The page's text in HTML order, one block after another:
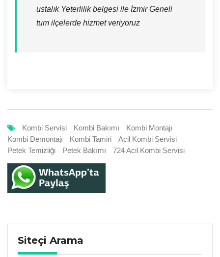
ustalık Yeterlilik belgesi ile İzmir Geneli
tum ilçelerde hizmet veriyoruz
Kombi Servisi Kombi Bakımı
Kombi Montajı
Kombi Demontajı
Kombi Tamiri
Acil Kombi Servisi
Petek Temizliği
Petek Bakımı 724 Acil Kombi Servisi
Siteçi Arama